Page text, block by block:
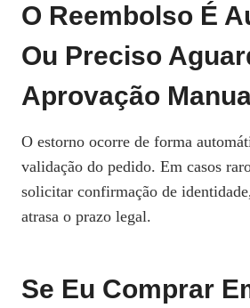
O Reembolso É
Ou Preciso
Aprovação
O estorno ocorre de forma
validação do pedido. Em casos
solicitar confirmação de
atrasa o prazo legal.
Se Eu Comprar